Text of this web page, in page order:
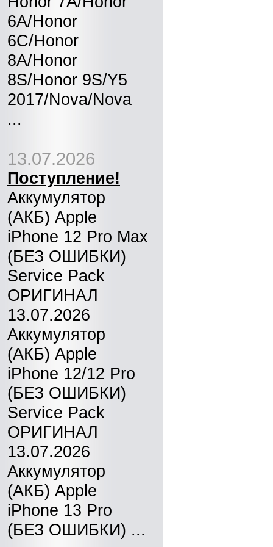
6A/Honor
6C/Honor
8A/Honor
8S/Honor 9S/Y5
2017/Nova/Nova
...
13.07.2026
Поступление!
Аккумулятор
(АКБ) Apple
iPhone 12 Pro Max
(БЕЗ ОШИБКИ)
Service Pack
ОРИГИНАЛ
13.07.2026
Аккумулятор
(АКБ) Apple
iPhone 12/12 Pro
(БЕЗ ОШИБКИ)
Service Pack
ОРИГИНАЛ
13.07.2026
Аккумулятор
(АКБ) Apple
iPhone 13 Pro
(БЕЗ ОШИБКИ) ...